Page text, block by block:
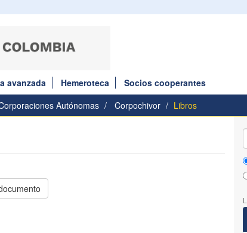
avanzada Hemeroteca
Socios cooperantes
Autónomas Corpochivor Libros